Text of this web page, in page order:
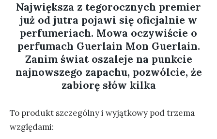
Największa z tegorocznych premier
już od jutra pojawi się oficjalnie w
perfumeriach. Mowa oczywiście o
perfumach Guerlain Mon Guerlain.
Zanim świat oszaleje na punkcie
najnowszego zapachu, pozwólcie, że
zabiorę słów kilka
To produkt szczególny i wyjątkowy pod trzema
względami: